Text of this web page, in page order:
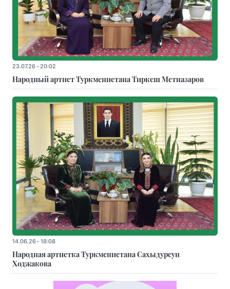
23.07.26 - 20:02
Народный артист Туркменистана Тиркеш Мeтназаров
14.06.26 - 18:08
Народная артистка Туркменистана Сахыдурсун
Ходжакова